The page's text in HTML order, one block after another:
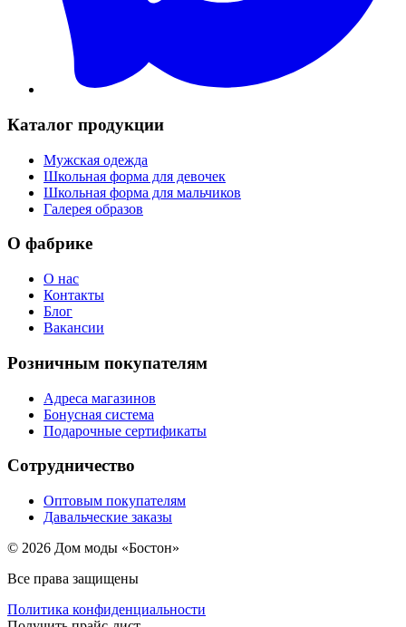
Каталог продукции
Мужская одежда
Школьная форма для девочек
Школьная форма для мальчиков
Галерея образов
О фабрике
О нас
Контакты
Блог
Вакансии
Розничным покупателям
Адреса магазинов
Бонусная система
Подарочные сертификаты
Сотрудничество
Оптовым покупателям
Давальческие заказы
© 2026 Дом моды «Бостон»
Все права защищены
Политика конфиденциальности